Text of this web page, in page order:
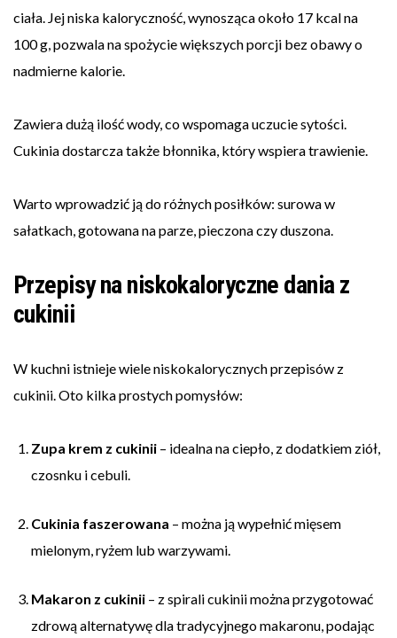
ciała. Jej niska kaloryczność, wynosząca około 17 kcal na
100 g, pozwala na spożycie większych porcji bez obawy o
nadmierne kalorie.
Zawiera dużą ilość wody, co wspomaga uczucie sytości.
Cukinia dostarcza także błonnika, który wspiera trawienie.
Warto wprowadzić ją do różnych posiłków: surowa w
sałatkach, gotowana na parze, pieczona czy duszona.
Przepisy na niskokaloryczne dania z
cukinii
W kuchni istnieje wiele niskokalorycznych przepisów z
cukinii. Oto kilka prostych pomysłów:
Zupa krem z cukinii – idealna na ciepło, z dodatkiem ziół,
czosnku i cebuli.
Cukinia faszerowana – można ją wypełnić mięsem
mielonym, ryżem lub warzywami.
Makaron z cukinii – z spirali cukinii można przygotować
zdrową alternatywę dla tradycyjnego makaronu, podając